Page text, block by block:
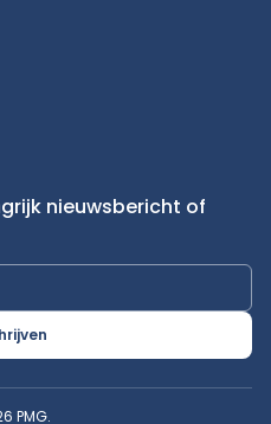
nieuwsbericht of
PMG.